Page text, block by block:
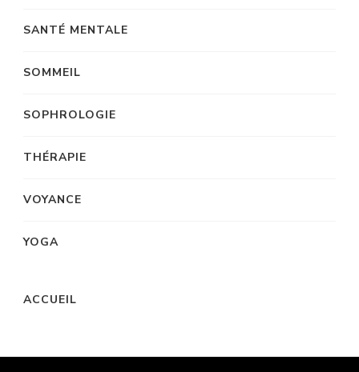
SANTÉ MENTALE
SOMMEIL
SOPHROLOGIE
THÉRAPIE
VOYANCE
YOGA
ACCUEIL